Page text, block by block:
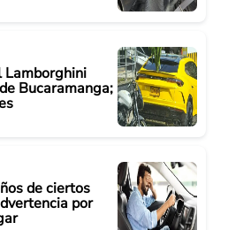
Lamborghini
Bucaramanga;
de ciertos
por